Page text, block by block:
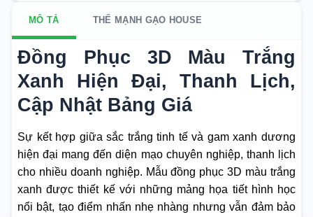
MÔ TẢ THẾ MẠNH GẠO HOUSE
Đồng Phục 3D Màu Trắng
Xanh Hiện Đại, Thanh Lịch,
Cập Nhật Bảng Giá
Sự kết hợp giữa sắc trắng tinh tế và gam xanh dương
hiện đại mang đến diện mạo chuyên nghiệp, thanh lịch
cho nhiều doanh nghiệp. Mẫu đồng phục 3D màu trắng
xanh được thiết kế với những mảng họa tiết hình học
nổi bật, tạo điểm nhấn nhẹ nhàng nhưng vẫn đảm bảo